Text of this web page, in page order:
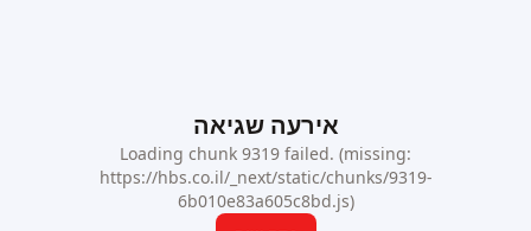
אירעה שגיאה
Loading chunk 9319 failed. (missing:
https://hbs.co.il/_next/static/chunks/9319-
6b010e83a605c8bd.js)